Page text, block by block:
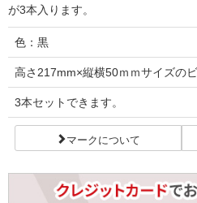
が3本入ります。
色：黒
高さ217mm×縦横50ｍｍサイズの
3本セットできます。
マークについて